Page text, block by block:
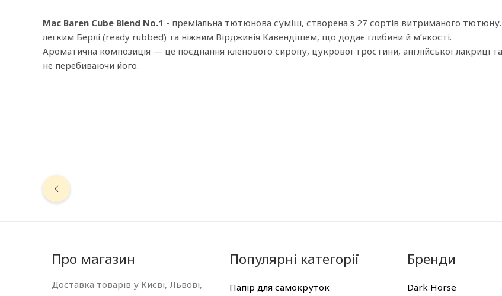
Mac Baren Cube Blend No.1 - преміальна тютюнова суміш, створена з 27 сортів витриманого тютюну.
легким Берлі (ready rubbed) та ніжним Вірджинія Кавендішем, що додає глибини й м’якості.
Ароматична композиція — це поєднання кленового сиропу, цукрової тростини, англійської
не перебиваючи його.
Про магазин
Доставка товарів у Києві, Львові,
Популярні категорії
Папір для самокруток
Бренди
Dark Horse